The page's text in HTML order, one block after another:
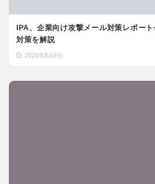
IPA、企業向け攻撃メール対策レポー
対策を解説
2026年8月6日